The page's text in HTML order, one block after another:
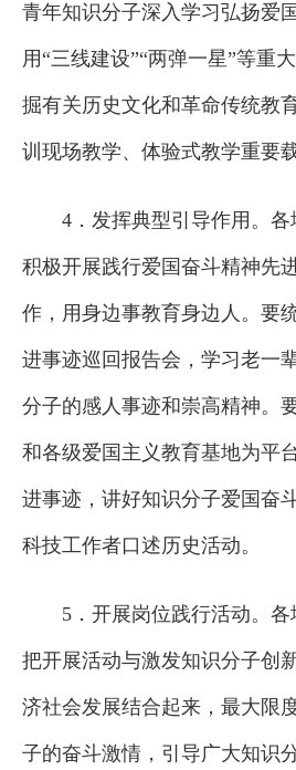
青年知识分子深入学习弘扬爱
用“三线建设”“两弹一星”等重
掘有关历史文化和革命传统教
训现场教学、体验式教学重要载
4．发挥典型引导作用。各
积极开展践行爱国奋斗精神先
作，用身边事教育身边人。要
进事迹巡回报告会，学习老一
分子的感人事迹和崇高精神。
和各级爱国主义教育基地为平
进事迹，讲好知识分子爱国奋
科技工作者口述历史活动。
5．开展岗位践行活动。各
把开展活动与激发知识分子创
济社会发展结合起来，最大限
子的奋斗激情，引导广大知识